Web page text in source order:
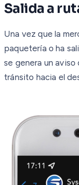
Salida a
Una vez que la
paquetería o ha
se genera un
tránsito hacia el